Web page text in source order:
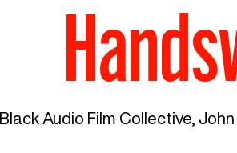
Black Audio Film Collective,